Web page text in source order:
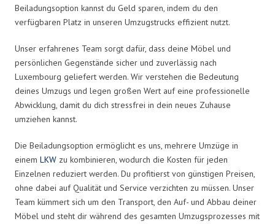
Beiladungsoption kannst du Geld sparen, indem du den
verfügbaren Platz in unseren Umzugstrucks effizient nutzt.
Unser erfahrenes Team sorgt dafür, dass deine Möbel und
persönlichen Gegenstände sicher und zuverlässig nach
Luxembourg geliefert werden. Wir verstehen die Bedeutung
deines Umzugs und legen großen Wert auf eine professionelle
Abwicklung, damit du dich stressfrei in dein neues Zuhause
umziehen kannst.
Die Beiladungsoption ermöglicht es uns, mehrere Umzüge in
einem LKW zu kombinieren, wodurch die Kosten für jeden
Einzelnen reduziert werden. Du profitierst von günstigen Preisen,
ohne dabei auf Qualität und Service verzichten zu müssen. Unser
Team kümmert sich um den Transport, den Auf- und Abbau deiner
Möbel und steht dir während des gesamten Umzugsprozesses mit